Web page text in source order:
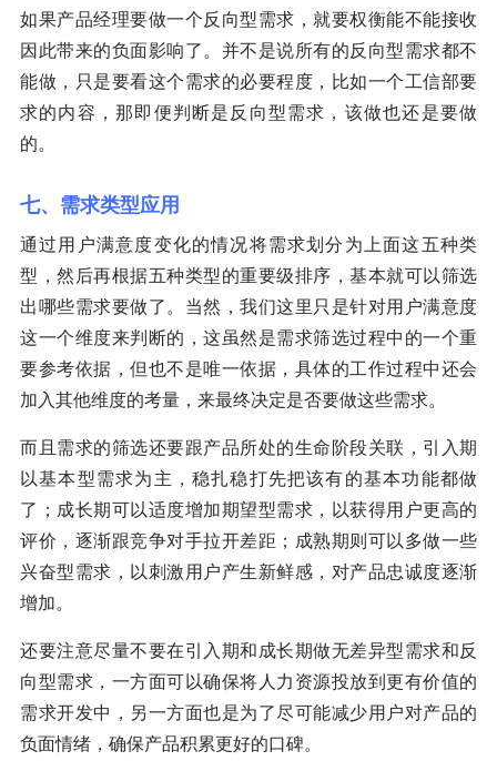
如果产品经理要做一个反向型需求，就要权衡能不能接收
因此带来的负面影响了。并不是说所有的反向型需求都不
能做，只是要看这个需求的必要程度，比如一个工信部要
求的内容，那即便判断是反向型需求，该做也还是要做
的。
七、需求类型应用
通过用户满意度变化的情况将需求划分为上面这五种类
型，然后再根据五种类型的重要级排序，基本就可以筛选
出哪些需求要做了。当然，我们这里只是针对用户满意度
这一个维度来判断的，这虽然是需求筛选过程中的一个重
要参考依据，但也不是唯一依据，具体的工作过程中还会
加入其他维度的考量，来最终决定是否要做这些需求。
而且需求的筛选还要跟产品所处的生命阶段关联，引入期
以基本型需求为主，稳扎稳打先把该有的基本功能都做
了；成长期可以适度增加期望型需求，以获得用户更高的
评价，逐渐跟竞争对手拉开差距；成熟期则可以多做一些
兴奋型需求，以刺激用户产生新鲜感，对产品忠诚度逐渐
增加。
还要注意尽量不要在引入期和成长期做无差异型需求和反
向型需求，一方面可以确保将人力资源投放到更有价值的
需求开发中，另一方面也是为了尽可能减少用户对产品的
负面情绪，确保产品积累更好的口碑。